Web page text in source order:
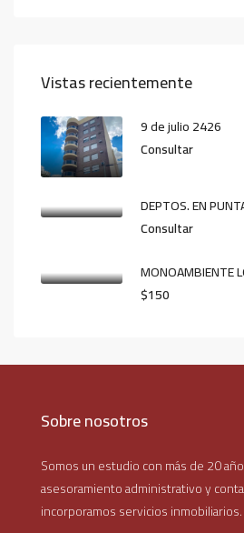
Vistas recientemente
9 de julio 2426
Consultar
DEPTOS. EN
Consultar
MONOAMBIENTE
$150
Sobre nosotros
Somos un estudio con más de 20
asesoramiento administrativo y
incorporamos servicios inmobiliarios.